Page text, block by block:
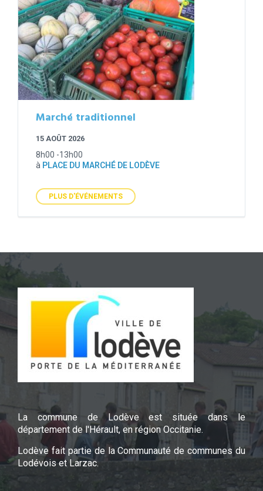
Marché traditionnel
15 AOÛT 2026
8h00 -13h00
à PLACE DU MARCHÉ DE LODÈVE
PLUS D'ÉVÉNEMENTS
La commune de Lodève est située dans le
département de l'Hérault, en région Occitanie.
Lodève fait partie de la Communauté de communes du
Lodévois et Larzac.